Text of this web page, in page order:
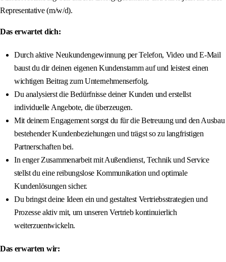
Representative (m/w/d).
Das erwartet dich:
Durch aktive Neukundengewinnung per Telefon, Video und E-Mail
baust du dir deinen eigenen Kundenstamm auf und leistest einen
wichtigen Beitrag zum Unternehmenserfolg.
Du analysierst die Bedürfnisse deiner Kunden und erstellst
individuelle Angebote, die überzeugen.
Mit deinem Engagement sorgst du für die Betreuung und den Ausbau
bestehender Kundenbeziehungen und trägst so zu langfristigen
Partnerschaften bei.
In enger Zusammenarbeit mit Außendienst, Technik und Service
stellst du eine reibungslose Kommunikation und optimale
Kundenlösungen sicher.
Du bringst deine Ideen ein und gestaltest Vertriebsstrategien und
Prozesse aktiv mit, um unseren Vertrieb kontinuierlich
weiterzuentwickeln.
Das erwarten wir: